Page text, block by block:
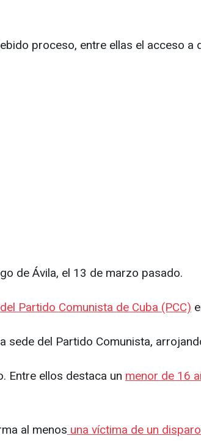
proceso, entre ellas el acceso
de Ávila, el 13 de marzo pasado.
Partido Comunista de Cuba (PCC)
del Partido Comunista,
Entre ellos destaca un menor de 16
al menos una víctima de un